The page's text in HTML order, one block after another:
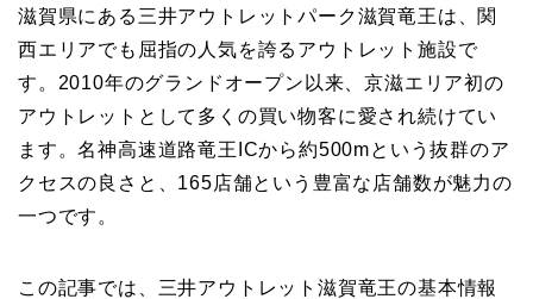
滋賀県にある三井アウトレットパーク滋賀竜王は、関
西エリアでも屈指の人気を誇るアウトレット施設で
す。2010年のグランドオープン以来、京滋エリア初の
アウトレットとして多くの買い物客に愛され続けてい
ます。名神高速道路竜王ICから約500mという抜群のア
クセスの良さと、165店舗という豊富な店舗数が魅力の
一つです。
この記事では、三井アウトレット滋賀竜王の基本情報